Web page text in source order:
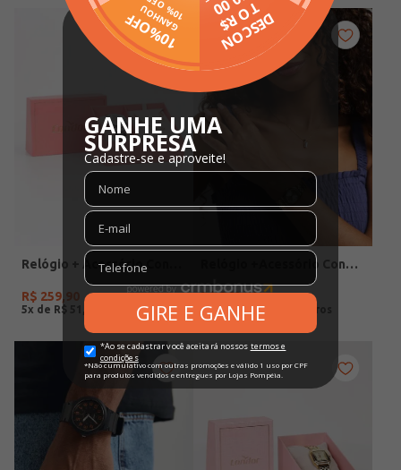
R$ 259,90
5x de R$
Relógio +Acessório Condor Feminino DOURADO
R$279,90
5x deR$ 55,98